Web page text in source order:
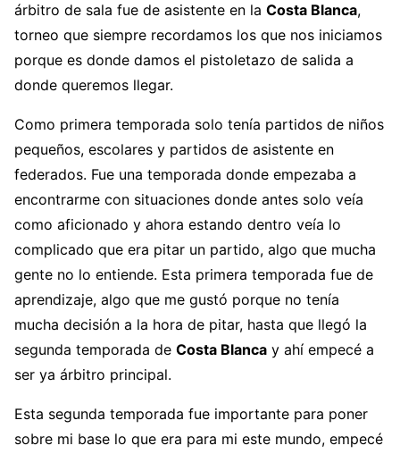
árbitro de sala fue de asistente en la Costa Blanca,
torneo que siempre recordamos los que nos iniciamos
porque es donde damos el pistoletazo de salida a
donde queremos llegar.
Como primera temporada solo tenía partidos de niños
pequeños, escolares y partidos de asistente en
federados. Fue una temporada donde empezaba a
encontrarme con situaciones donde antes solo veía
como aficionado y ahora estando dentro veía lo
complicado que era pitar un partido, algo que mucha
gente no lo entiende. Esta primera temporada fue de
aprendizaje, algo que me gustó porque no tenía
mucha decisión a la hora de pitar, hasta que llegó la
segunda temporada de Costa Blanca y ahí empecé a
ser ya árbitro principal.
Esta segunda temporada fue importante para poner
sobre mi base lo que era para mi este mundo, empecé